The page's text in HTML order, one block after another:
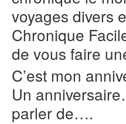
voyages divers
Chronique
de vous faire
C’est mon
Un
parler de….